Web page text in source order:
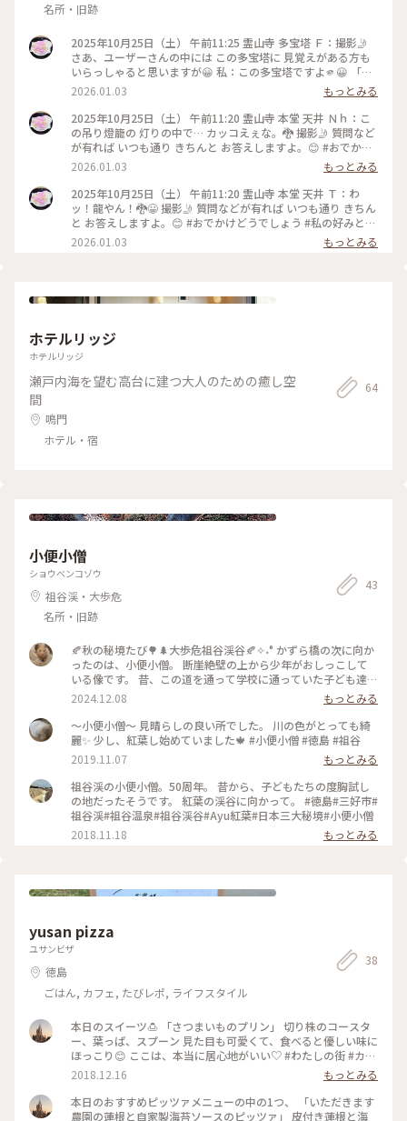
名所・旧跡
2025年10月25日（土） 午前11:25 霊山寺 多宝塔 Ｆ：撮影🤳
さあ、ユーザーさんの中には この多宝塔に 見覚えがある方も
いらっしゃると思いますが😀 私：この多宝塔ですよ🫵😀 「水
曜どうでしょう」の企画で 鈴井貴之さんと大泉洋さんが この
多宝塔をバックに 写真を撮ってたんですよ。😀 Ｎｈ：あ💡😀
質問などが有れば いつも通り きちんと お答えしますよ。😊 #
おでかけどうでしょう #私の好みと偏見に満ち満ちた企画 #良
かれと思って #まめことりっぷは善意の人 #まめことりっぷは
気遣いの人 #ゆるふわ系（？）おでかけ #野外活動取材サーク
ル #不思議ちゃんは遊びたい #不思議ちゃんの文化人講座 #ま
めことりっぷ徳島 #まめTJとくしま #まめことりっぷ香川 #ま
めTJかがわ
2026.01.03
もっとみる
2025年10月25日（土） 午前11:20 霊山寺 本堂 天井 Ｎｈ：こ
の吊り燈籠の 灯りの中で… カッコえぇな。🐉 撮影🤳 質問など
が有れば いつも通り きちんと お答えしますよ。😊 #おでかけ
どうでしょう #私の好みと偏見に満ち満ちた企画 #良かれと思
って #まめことりっぷは善意の人 #まめことりっぷは気遣いの
人 #ゆるふわ系（？）おでかけ #野外活動取材サークル #不思
議ちゃんは遊びたい #不思議ちゃんの文化人講座 #まめことり
っぷ徳島 #まめTJとくしま #まめことりっぷ香川 #まめTJかが
2026.01.03
もっとみる
2025年10月25日（土） 午前11:20 霊山寺 本堂 天井 Ｔ：わ
ッ！龍やん！🐉😀 撮影🤳 質問などが有れば いつも通り きちん
と お答えしますよ。😊 #おでかけどうでしょう #私の好みと偏
見に満ち満ちた企画 #良かれと思って #まめことりっぷは善意
の人 #まめことりっぷは気遣いの人 #ゆるふわ系（？）おでか
まめことりっぷ香川 #まめTJかがわ
2026.01.03 もっとみる
ホテルリッジ
ホテルリッジ
瀬戸内海を望む高台に建つ大人のための癒し空
間
鳴門
ホテル・宿
64
小便小僧
ショウベンコゾウ
祖谷渓・大歩危
名所・旧跡
43
🍂秋の秘境たび🌳🌲大歩危祖谷渓谷🍂✧˖° かずら橋の次に向か
ったのは、小便小僧。 断崖絶壁の上から少年がおしっこして
いる像です。 昔、この道を通って学校に通っていた子ども達
が、肝試しで本当にやっていたそうです😄 ここからは、祖谷
の山々が見渡すことができて、真っ赤な紅葉やグラデーション
が楽しめました❤️🧡🌳 #クラシカルな街 #徳島 #三好市 #大歩
危 #祖谷 #四国 #秘境 #温泉 #かずら橋 #祖谷のかずら橋 #天然
2024.12.08
もっとみる
〜小便小僧〜 見晴らしの良い所でした。 川の色がとっても綺
麗✨ 少し、紅葉し始めていました🍁 #小便小僧 #徳島 #祖谷
2019.11.07
もっとみる
祖谷渓の小便小僧。50周年。 昔から、子どもたちの度胸試し
の地だったそうです。 紅葉の渓谷に向かって。 #徳島#三好市#
祖谷渓#祖谷温泉#祖谷渓谷#Ayu紅葉#日本三大秘境#小便小僧
2018.11.18
もっとみる
yusan pizza
ユサンビザ
徳島
ごはん, カフェ, たびレポ, ライフスタイル
38
本日のスイーツ🍮 「さつまいものプリン」 切り株のコースタ
ー、葉っぱ、スプーン 見た目も可愛くて、食べると優しい味に
ほっこり😊 ここは、本当に居心地がいい♡ #わたしの街 #カフ
ェ #ピザ
2018.12.16
もっとみる
本日のおすすめピッツァメニューの中の1つ、 「いただきます
農園の蓮根と自家製海苔ソースのピッツァ」 皮付き蓮根と海